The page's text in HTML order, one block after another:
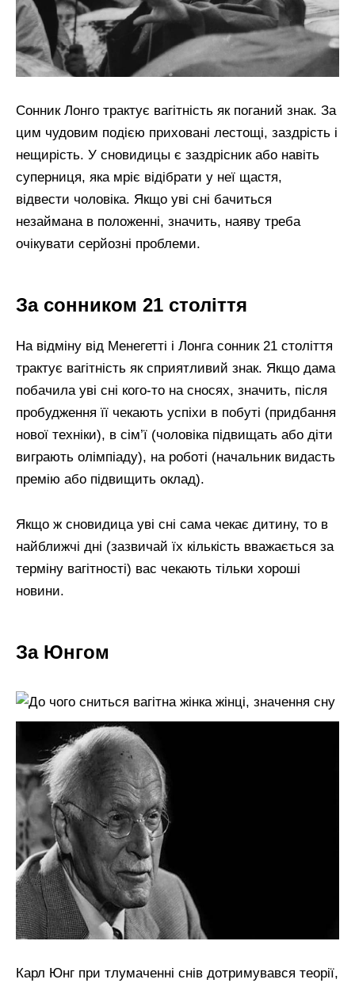
Сонник Лонго трактує вагітність як поганий знак. За
цим чудовим подією приховані лестощі, заздрість і
нещирість. У сновидицы є заздрісник або навіть
суперниця, яка мріє відібрати у неї щастя,
відвести чоловіка. Якщо уві сні бачиться
незаймана в положенні, значить, наяву треба
очікувати серйозні проблеми.
За сонником 21 століття
На відміну від Менегетті і Лонга сонник 21 століття
трактує вагітність як сприятливий знак. Якщо дама
побачила уві сні кого-то на сносях, значить, після
пробудження її чекають успіхи в побуті (придбання
нової техніки), в сім’ї (чоловіка підвищать або діти
виграють олімпіаду), на роботі (начальник видасть
премію або підвищить оклад).
Якщо ж сновидица уві сні сама чекає дитину, то в
найближчі дні (зазвичай їх кількість вважається за
терміну вагітності) вас чекають тільки хороші
новини.
За Юнгом
Карл Юнг при тлумаченні снів дотримувався теорії,